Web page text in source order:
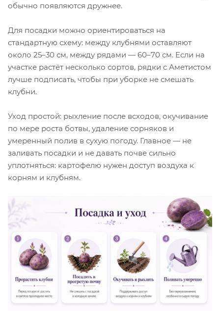
обычно появляются дружнее.
Для посадки можно ориентироваться на
стандартную схему: между клубнями оставляют
около 25–30 см, между рядами — 60–70 см. Если на
участке растёт несколько сортов, рядки с Аметистом
лучше подписать, чтобы при уборке не смешать
клубни.
Уход простой: рыхление после всходов, окучивание
по мере роста ботвы, удаление сорняков и
умеренный полив в сухую погоду. Главное — не
заливать посадки и не давать почве сильно
уплотняться: картофелю нужен доступ воздуха к
корням и клубням.